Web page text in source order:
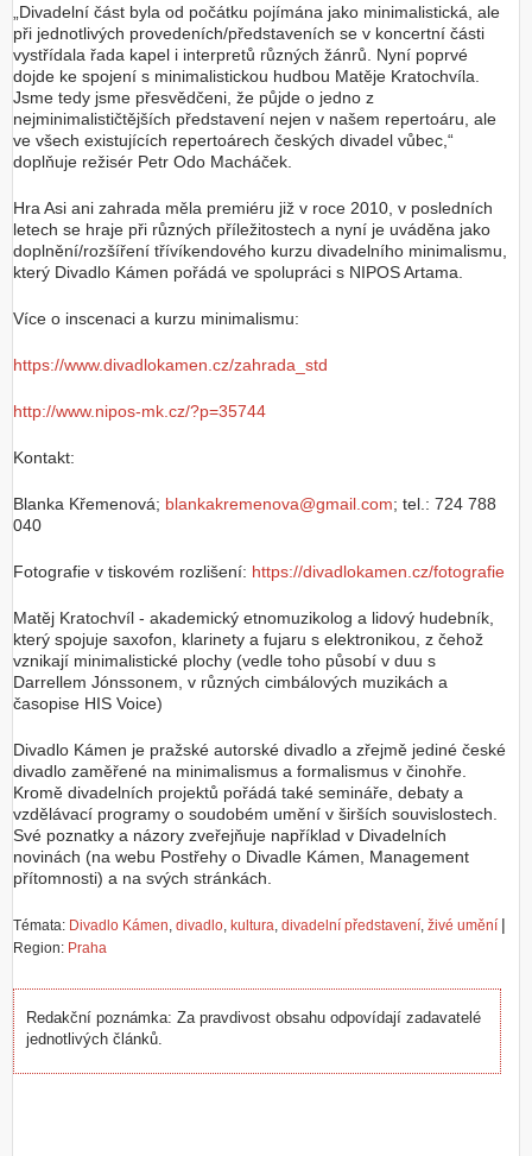
„Divadelní část byla od počátku pojímána jako minimalistická, ale
při jednotlivých provedeních/představeních se v koncertní části
vystřídala řada kapel i interpretů různých žánrů. Nyní poprvé
dojde ke spojení s minimalistickou hudbou Matěje Kratochvíla.
Jsme tedy jsme přesvědčeni, že půjde o jedno z
nejminimalističtějších představení nejen v našem repertoáru, ale
ve všech existujících repertoárech českých divadel vůbec,“
doplňuje režisér Petr Odo Macháček.
Hra Asi ani zahrada měla premiéru již v roce 2010, v posledních
letech se hraje při různých příležitostech a nyní je uváděna jako
doplnění/rozšíření třívíkendového kurzu divadelního minimalismu,
který Divadlo Kámen pořádá ve spolupráci s NIPOS Artama.
Více o inscenaci a kurzu minimalismu:
https://www.divadlokamen.cz/zahrada_std
http://www.nipos-mk.cz/?p=35744
Kontakt:
Blanka Křemenová; blankakremenova@gmail.com; tel.: 724 788
040
Fotografie v tiskovém rozlišení: https://divadlokamen.cz/fotografie
Matěj Kratochvíl - akademický etnomuzikolog a lidový hudebník,
který spojuje saxofon, klarinety a fujaru s elektronikou, z čehož
vznikají minimalistické plochy (vedle toho působí v duu s
Darrellem Jónssonem, v různých cimbálových muzikách a
časopise HIS Voice)
Divadlo Kámen je pražské autorské divadlo a zřejmě jediné české
divadlo zaměřené na minimalismus a formalismus v činohře.
Kromě divadelních projektů pořádá také semináře, debaty a
vzdělávací programy o soudobém umění v širších souvislostech.
Své poznatky a názory zveřejňuje například v Divadelních
novinách (na webu Postřehy o Divadle Kámen, Management
přítomnosti) a na svých stránkách.
Témata: Divadlo Kámen, divadlo, kultura, divadelní představení, živé umění |
Region: Praha
Redakční poznámka: Za pravdivost obsahu odpovídají zadavatelé
jednotlivých článků.